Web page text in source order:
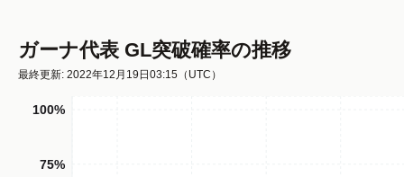
ガーナ代表 GL突破確率の推移
最終更新: 2022年12月19日03:15 （UTC）
75%
100%